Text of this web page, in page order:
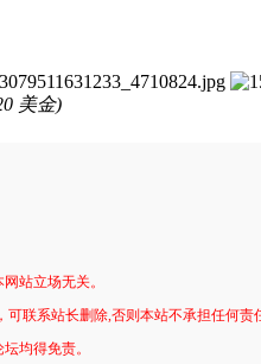
美金)
站立场无关。
联系站长删除,否则本站不承担任何责
均得免责。